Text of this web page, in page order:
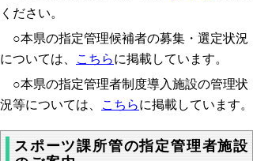
ください。
○本県の指定管理候補者の募集・選定状況
については、
こちらに掲載しています。
○本県の指定管理者制度導入施設の管理状
況等については、
こちらに掲載しています。
スポーツ課所管の指定管理者施設